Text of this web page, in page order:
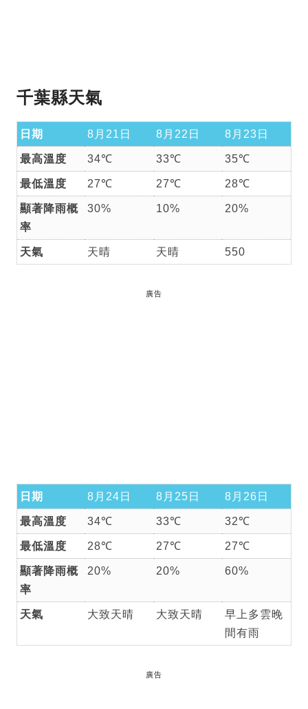
千葉縣天氣
日期 8月21日 8月22日 8月23日
最高溫度 34℃ 33℃ 35℃
最低溫度 27℃ 27℃ 28℃
顯著降雨概
率
30% 10% 20%
天氣 天晴 天晴 550
廣告
日期 8月24日 8月25日 8月26日
最高溫度 34℃ 33℃ 32℃
最低溫度 28℃ 27℃ 27℃
顯著降雨概
率
20% 20% 60%
天氣 大致天晴 大致天晴
早上多雲晚
間有雨
廣告